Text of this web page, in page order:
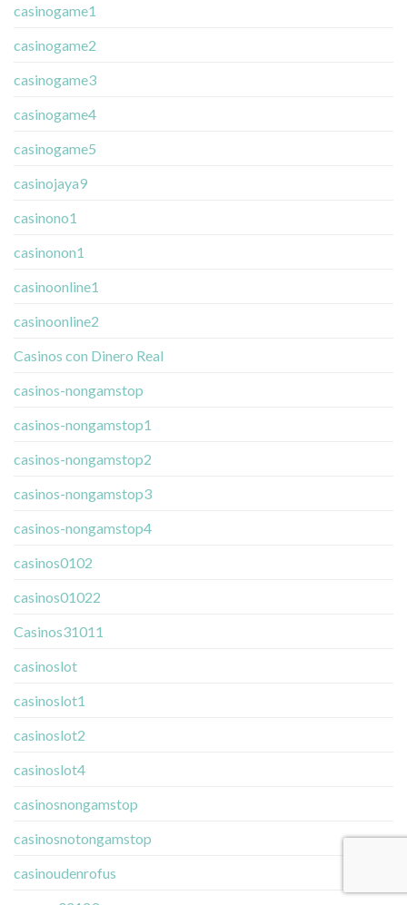
casinogame1
casinogame2
casinogame3
casinogame4
casinogame5
casinojaya9
casinono1
casinonon1
casinoonline1
casinoonline2
Casinos con Dinero Real
casinos-nongamstop
casinos-nongamstop1
casinos-nongamstop2
casinos-nongamstop3
casinos-nongamstop4
casinos0102
casinos01022
Casinos31011
casinoslot
casinoslot1
casinoslot2
casinoslot4
casinosnongamstop
casinosnotongamstop
casinoudenrofus